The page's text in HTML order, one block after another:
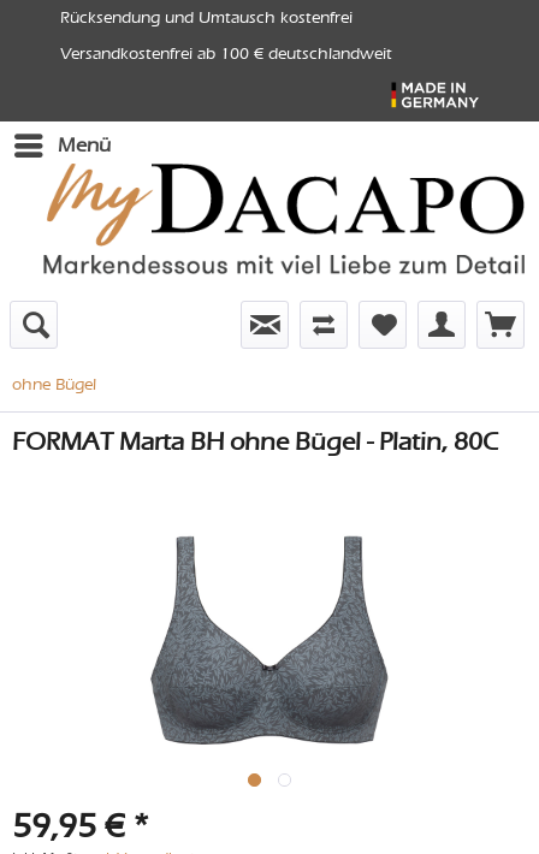
Rücksendung und Umtausch kostenfrei
Versandkostenfrei ab 100 € deutschlandweit
Menü
ohne Bügel
FORMAT Marta BH ohne Bügel - Platin, 80C
59,95 € *